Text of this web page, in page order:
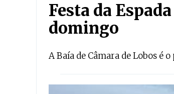
Festa da
domingo
A Baía de Câmara de Lobos é